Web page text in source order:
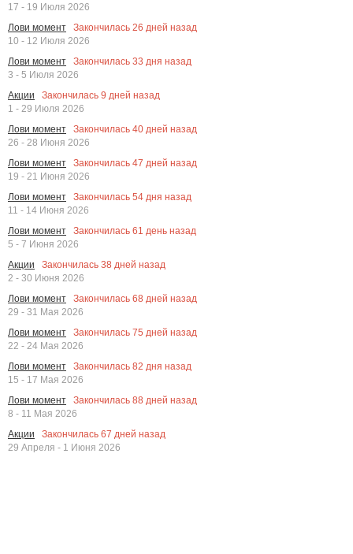
17 - 19 Июля 2026
Лови момент
Закончилась 26 дней назад
10 - 12 Июля 2026
Лови момент
Закончилась 33 дня назад
3 - 5 Июля 2026
Акции
Закончилась 9 дней назад
1 - 29 Июля 2026
Лови момент
Закончилась 40 дней назад
26 - 28 Июня 2026
Лови момент
Закончилась 47 дней назад
19 - 21 Июня 2026
Лови момент
Закончилась 54 дня назад
11 - 14 Июня 2026
Лови момент
Закончилась 61 день назад
5 - 7 Июня 2026
Акции
Закончилась 38 дней назад
2 - 30 Июня 2026
Лови момент
Закончилась 68 дней назад
29 - 31 Мая 2026
Лови момент
Закончилась 75 дней назад
22 - 24 Мая 2026
Лови момент
Закончилась 82 дня назад
15 - 17 Мая 2026
Лови момент
Закончилась 88 дней назад
8 - 11 Мая 2026
Акции
Закончилась 67 дней назад
29 Апреля - 1 Июня 2026